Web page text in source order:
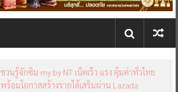
ชวนรู้จักซิม my by NT เน็ตเร็ว แรง คุ้มค่าทั่วไทย
พร้อมโอกาสสร้างรายได้เสริมผ่าน Lazada